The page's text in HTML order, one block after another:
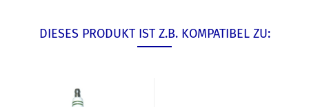
DIESES PRODUKT IST Z.B. KOMPATIBEL ZU: